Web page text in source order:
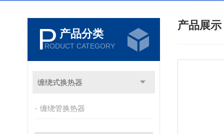
P 产品分类
RODUCT CATEGORY
缠绕式换热器
缠绕管换热器
产品展示